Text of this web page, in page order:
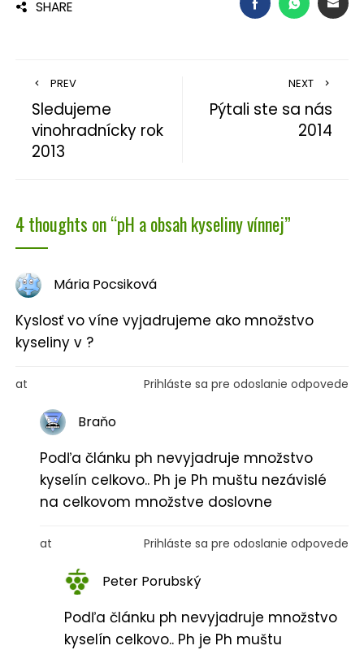
SHARE
PREV
Sledujeme
vinohradnícky rok
2013
NEXT
Pýtali ste sa nás
2014
4 thoughts on “pH a obsah kyseliny vínnej”
Mária Pocsiková
Kyslosť vo víne vyjadrujeme ako množstvo
kyseliny v ?
at Prihláste sa pre odoslanie odpovede
Braňo
Podľa článku ph nevyjadruje množstvo
kyselín celkovo.. Ph je Ph muštu nezávislé
na celkovom množstve doslovne
at Prihláste sa pre odoslanie odpovede
Peter Porubský
Podľa článku ph nevyjadruje množstvo
kyselín celkovo.. Ph je Ph muštu